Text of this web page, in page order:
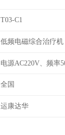
T03-C1
低频电磁综合治疗机
电源AC220V、频率
全国
运康达华